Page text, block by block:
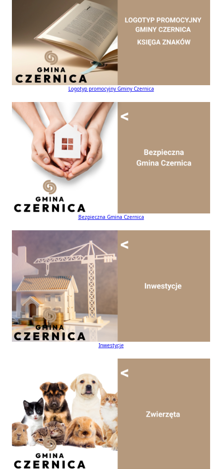
Logotyp promocyjny Gminy Czernica
Bezpieczna Gmina Czernica
Inwestycje